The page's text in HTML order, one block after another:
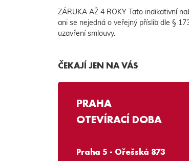
ZÁRUKA AŽ 4 ROKY Tato indikativní
ani se nejedná o veřejný příslib dle §
uzavření smlouvy.
ČEKAJÍ JEN NA VÁS
PRAHA
OTEVÍRACÍ DOBA
Praha 5 - Ořešská 873